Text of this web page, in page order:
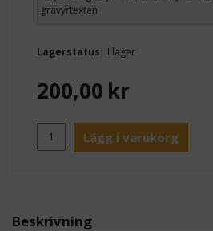
Lagerstatus: I lager
200,00 kr
Lägg i varukorg
Beskrivning